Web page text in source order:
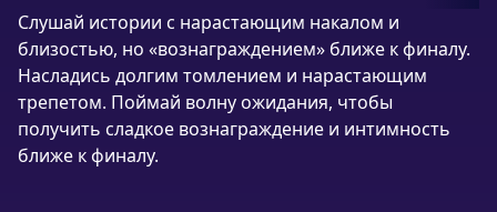
Слушай истории с нарастающим накалом и
близостью, но «вознаграждением» ближе к финалу.
Насладись долгим томлением и нарастающим
трепетом. Поймай волну ожидания, чтобы
получить сладкое вознаграждение и интимность
ближе к финалу.